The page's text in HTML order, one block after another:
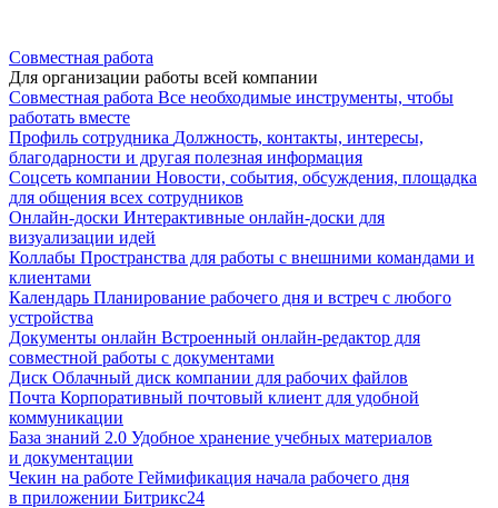
Совместная работа
Для организации работы всей компании
Совместная работа Все необходимые инструменты, чтобы
работать вместе
Профиль сотрудника Должность, контакты, интересы,
благодарности и другая полезная информация
Соцсеть компании Новости, события, обсуждения, площадка
для общения всех сотрудников
Онлайн-доски Интерактивные онлайн-доски для
визуализации идей
Коллабы Пространства для работы с внешними командами и
клиентами
Календарь Планирование рабочего дня и встреч с любого
устройства
Документы онлайн Встроенный онлайн-редактор для
совместной работы с документами
Диск Облачный диск компании для рабочих файлов
Почта Корпоративный почтовый клиент для удобной
коммуникации
База знаний 2.0 Удобное хранение учебных материалов
и документации
Чекин на работе Геймификация начала рабочего дня
в приложении Битрикс24